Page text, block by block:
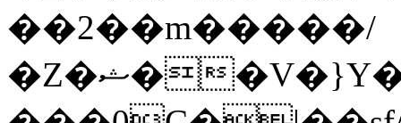
��2��m�����/
�Z�ޝ��V�}Y�I�ծ�O�����S��]z��w��7�޷�����h���u��7w.ϻ���8X��ͮ�����W�dm�Jߜ��q/>?